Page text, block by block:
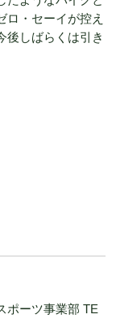
ロ・セーイが控え
後しばらくは引き
ポーツ事業部 TE